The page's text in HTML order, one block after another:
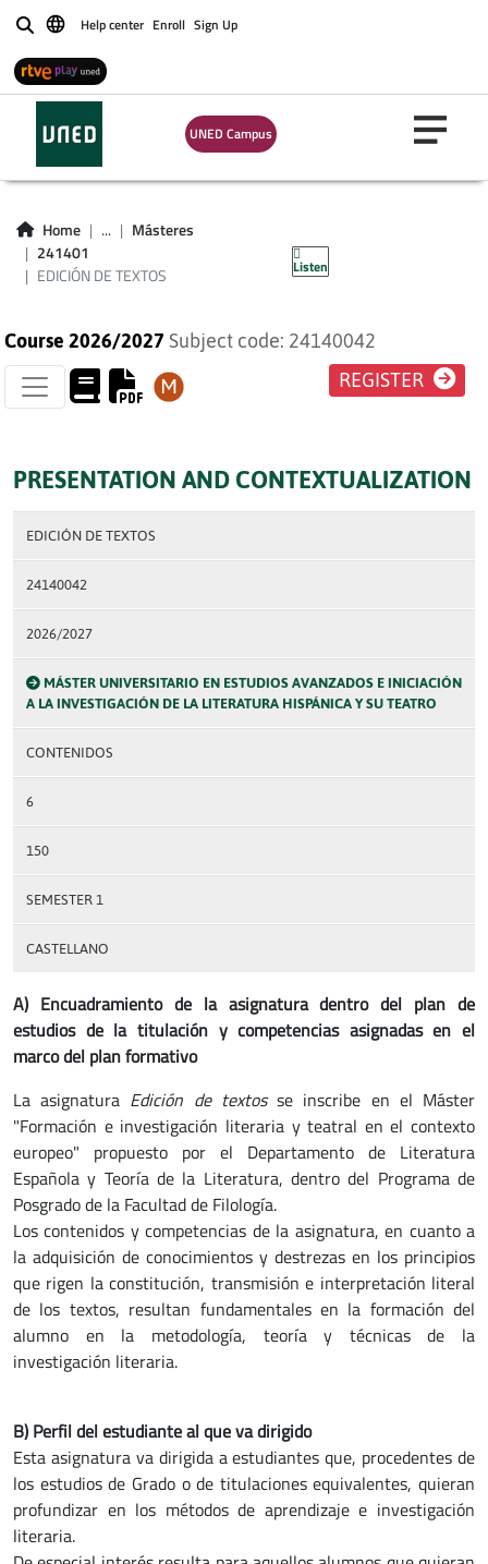
BuscarHelp center Enroll Sign Up
UNED Campus
Home ...
Másteres
241401
EDICIÓN DE TEXTOS
Listen
EDICIÓN DE TEXTOS
Course 2026/2027 Subject code: 24140042
REGISTER
PRESENTATION AND CONTEXTUALIZATION
EDICIÓN DE TEXTOS
24140042
2026/2027
MÁSTER UNIVERSITARIO EN ESTUDIOS AVANZADOS E INICIACIÓN
A LA INVESTIGACIÓN DE LA LITERATURA HISPÁNICA Y SU TEATRO
CONTENIDOS
6
150
SEMESTER 1
CASTELLANO
A) Encuadramiento de la asignatura dentro del plan de
estudios de la titulación y competencias asignadas en el
marco del plan formativo
La asignatura Edición de textosse inscribe en el Máster
"Formación e investigación literaria y teatral en el contexto
europeo" propuesto por el Departamento de Literatura
Española y Teoría de la Literatura, dentro del Programa de
Posgrado de la Facultad de Filología.
Los contenidos y competencias de la asignatura, en cuanto a
la adquisición de conocimientos y destrezas en los principios
que rigen la constitución, transmisión e interpretación literal
de los textos, resultan fundamentales en la formación del
alumno en la metodología, teoría y técnicas de la
investigación literaria.
B) Perfil del estudiante al que va dirigido
Esta asignatura va dirigida a estudiantes que, procedentes de
los estudios de Grado o de titulaciones equivalentes, quieran
profundizar en los métodos de aprendizaje e investigación
literaria.